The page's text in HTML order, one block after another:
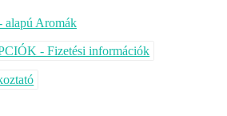
alapú Aromák
- Fizetési információk